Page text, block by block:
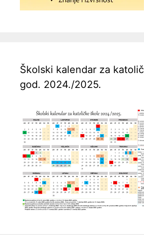
Školski kalendar za
god. 2024./2025.